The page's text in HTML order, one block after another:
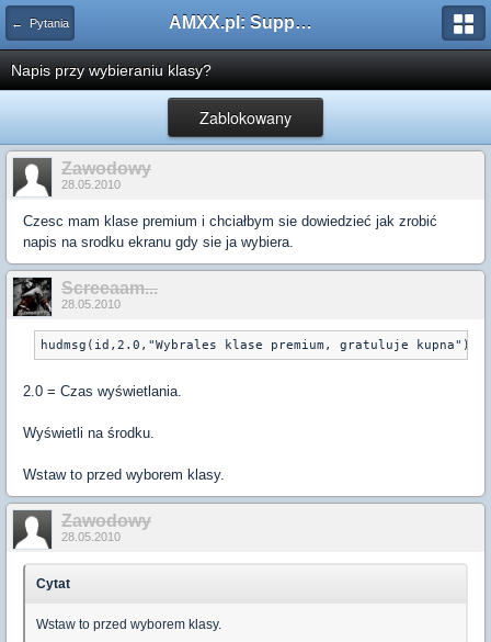
← Pytania AMXX.pl: Support AMX Mod X i SourceMod
Napis przy wybieraniu klasy?
Zablokowany
Zawodowy
28.05.2010
Czesc mam klase premium i chciałbym sie dowiedzieć jak zrobić
napis na srodku ekranu gdy sie ja wybiera.
Screeaam...
28.05.2010
hudmsg(id,2.0,"Wybrales klase premium, gratuluje kupna")
2.0 = Czas wyświetlania.
Wyświetli na środku.
Wstaw to przed wyborem klasy.
Zawodowy
28.05.2010
Cytat
Wstaw to przed wyborem klasy.